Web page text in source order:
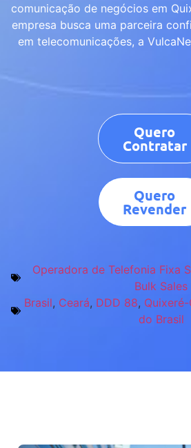
comunicação de negócios em
empresa busca uma parceira
em telecomunicações, a
Quero
Contratar
Quero
Revender
Operadora de Telefonia Fixa
Bulk Sales
Brasil, Ceará, DDD 88, Quixeré-
do Brasil